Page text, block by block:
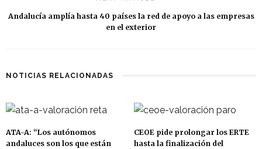
Andalucía amplía hasta 40 países la red de apoyo a las empresas
en el exterior
NOTICIAS RELACIONADAS
ATA-A: “Los autónomos
andaluces son los que están
CEOE pide prolongar los ERTE
hasta la finalización del